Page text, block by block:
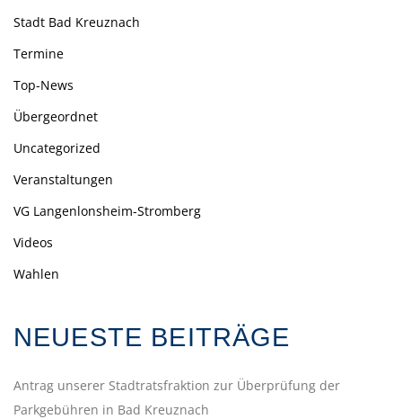
Stadt Bad Kreuznach
Termine
Top-News
Übergeordnet
Uncategorized
Veranstaltungen
VG Langenlonsheim-Stromberg
Videos
Wahlen
NEUESTE BEITRÄGE
Antrag unserer Stadtratsfraktion zur Überprüfung der
Parkgebühren in Bad Kreuznach